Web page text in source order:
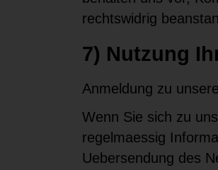
rechtswidrig
7) Nutzung
Anmeldung zu
Wenn Sie sich zu
regelmaessig
Uebersendung des